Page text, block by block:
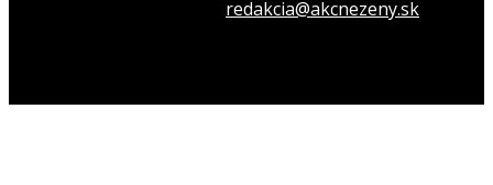
redakcia@akcnezeny.sk